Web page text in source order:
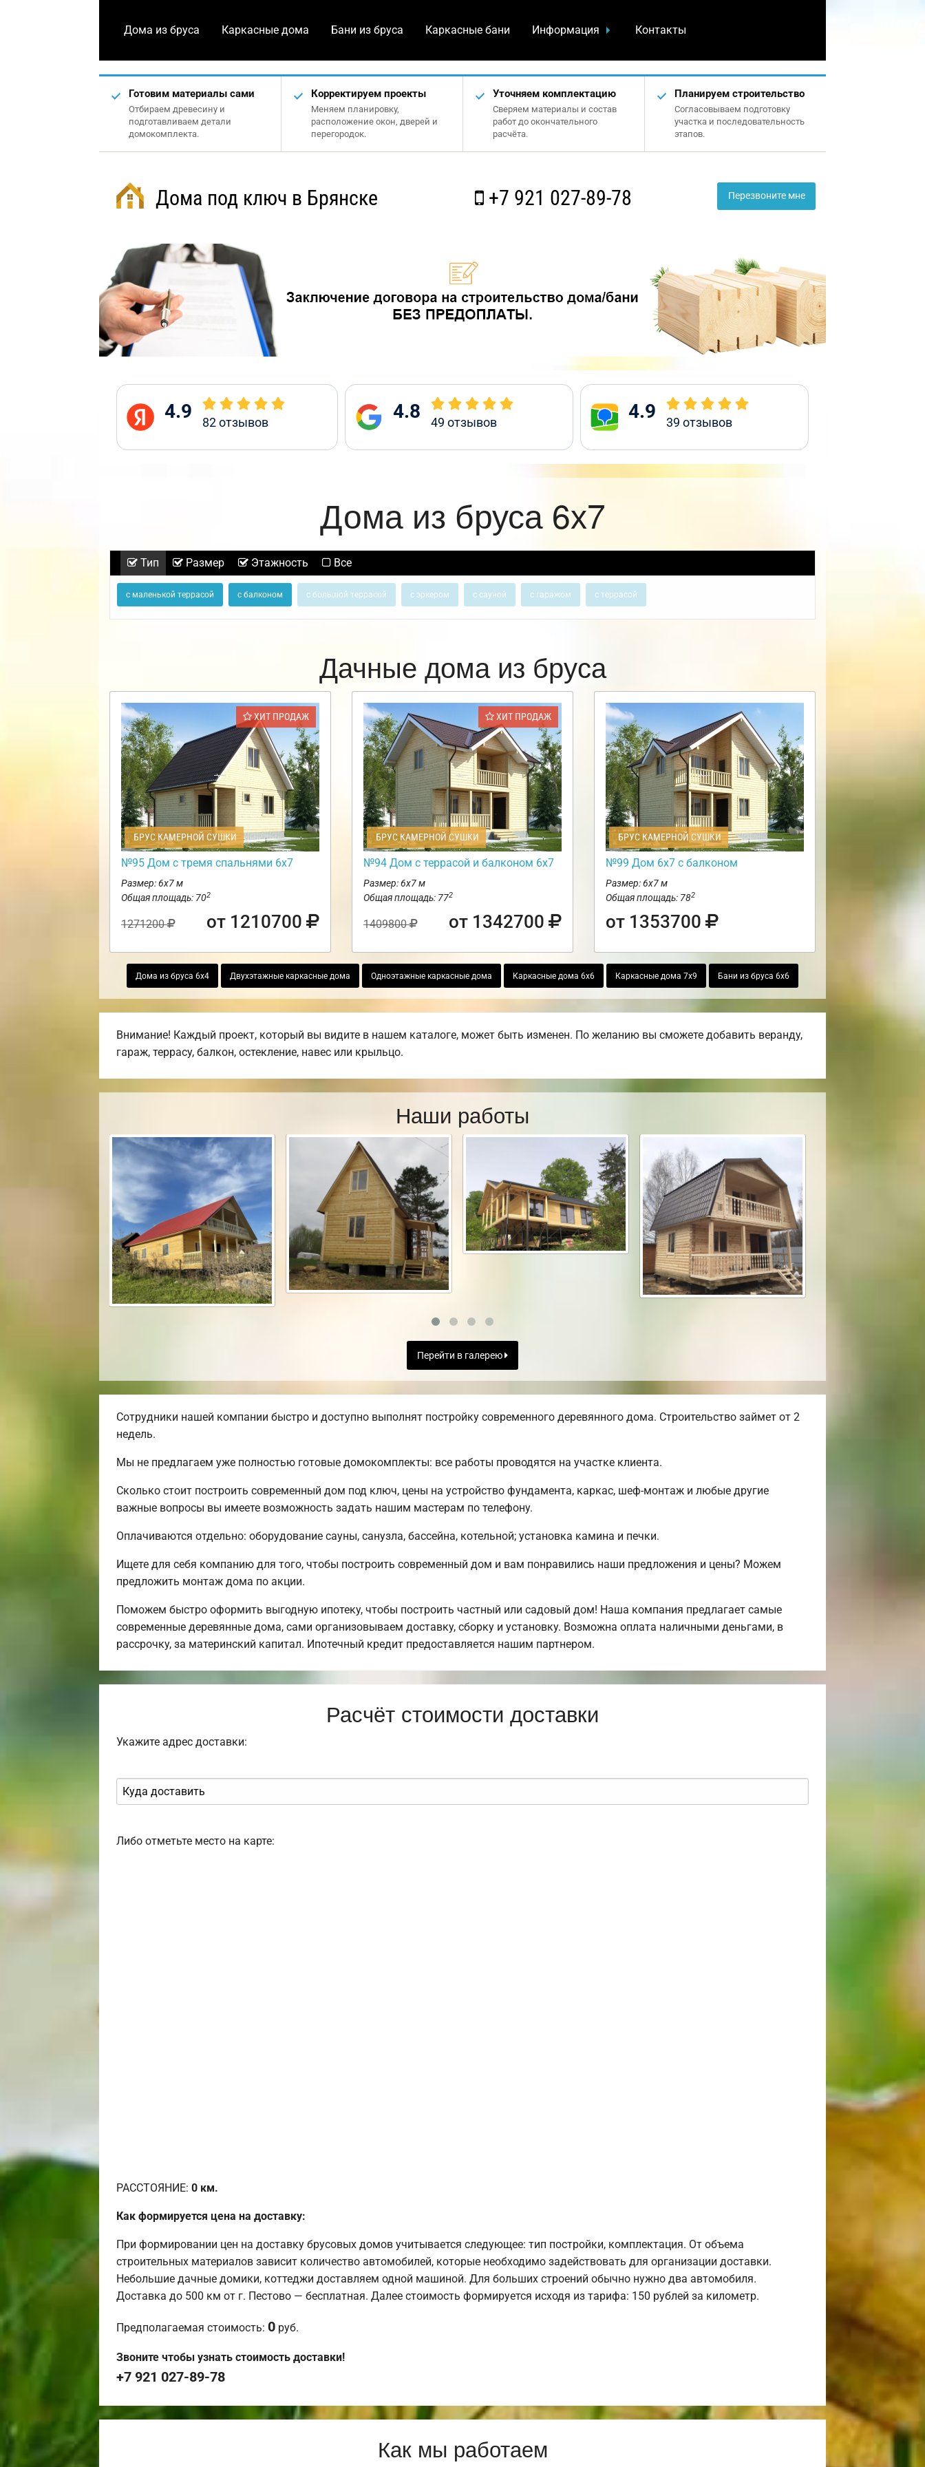
Дома из бруса Каркасные дома Бани из бруса Каркасные бани Информация Контакты
Готовим материалы сами
Отбираем древесину и
подготавливаем детали
домокомплекта.
Корректируем проекты
Меняем планировку,
расположение окон, дверей и
перегородок.
Уточняем комплектацию
Сверяем материалы и состав
работ до окончательного
расчёта.
Планируем строительство
Согласовываем подготовку
участка и последовательность
этапов.
Дома под ключ в Брянске +7 921 027-89-78 Перезвоните мне
4.9 82отзывов 4.8 49 отзывов 4.9 39 отзывов
Дома из бруса 6х7
Тип Размер Этажность Все
с маленькой террасой с балконом с большой террасой с эркером с сауной с гаражом с террасой
Дачные дома из бруса
ХИТ ПРОДАЖ
БРУС КАМЕРНОЙ СУШКИ
№95 Дом с тремя спальнями 6х7
Размер: 6х7 м
Общая площадь: 702
1271200 от 1210700
ХИТ ПРОДАЖ
БРУС КАМЕРНОЙ СУШКИ
№94 Дом с террасой и балконом 6х7
Размер: 6х7 м
Общая площадь: 772
1409800 от 1342700
БРУС КАМЕРНОЙ СУШКИ
№99 Дом 6х7 с балконом
Размер: 6х7 м
Общая площадь: 782
от 1353700
Дома из бруса 6х4 Двухэтажные каркасные дома Одноэтажные каркасные дома Каркасные дома 6х6 Каркасные дома 7х9 Бани из бруса 6х6
Внимание! Каждый проект, который вы видите в нашем каталоге, может быть изменен. По желанию вы сможете добавить веранду,
гараж, террасу, балкон, остекление, навес или крыльцо.
Наши работы
Перейти в галерею
Сотрудники нашей компании быстро и доступно выполнят постройку современного деревянного дома. Строительство займет от 2
недель.
Мы не предлагаем уже полностью готовые домокомплекты: все работы проводятся на участке клиента.
Сколько стоит построить современный дом под ключ, цены на устройство фундамента, каркас, шеф-монтаж и любые другие
важные вопросы вы имеете возможность задать нашим мастерам по телефону.
Оплачиваются отдельно: оборудование сауны, санузла, бассейна, котельной; установка камина и печки.
Ищете для себя компанию для того, чтобы построить современный дом и вам понравились наши предложения и цены? Можем
предложить монтаж дома по акции.
Поможем быстро оформить выгодную ипотеку, чтобы построить частный или садовый дом! Наша компания предлагает самые
современные деревянные дома, сами организовываем доставку, сборку и установку. Возможна оплата наличными деньгами, в
рассрочку, за материнский капитал. Ипотечный кредит предоставляется нашим партнером.
Расчёт стоимости доставки
Укажите адрес доставки:
Либо отметьте место на карте:
РАССТОЯНИЕ: 0 км.
Как формируется цена на доставку:
При формировании цен на доставку брусовых домов учитывается следующее: тип постройки, комплектация. От объема
строительных материалов зависит количество автомобилей, которые необходимо задействовать для организации доставки.
Небольшие дачные домики, коттеджи доставляем одной машиной. Для больших строений обычно нужно два автомобиля.
Доставка до 500 км от г. Пестово — бесплатная. Далее стоимость формируется исходя из тарифа: 150 рублей за километр.
Предполагаемая стоимость: 0 руб.
Звоните чтобы узнать стоимость доставки!
+7 921 027-89-78
Как мы работаем